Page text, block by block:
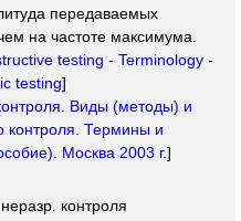
передаваемых
на частоте максимума.
testing - Terminology -
testing]
Виды (методы) и
контроля. Термины и
Москва 2003 г.]
контроля